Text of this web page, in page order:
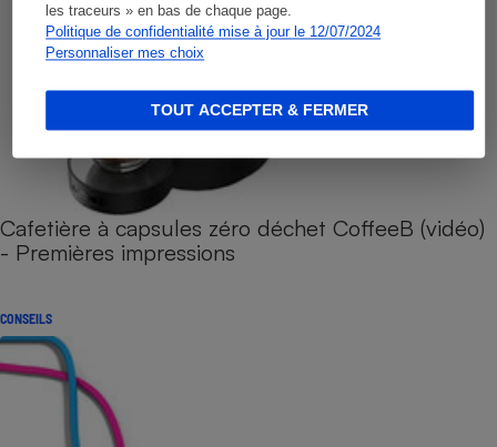
les traceurs » en bas de chaque page.
Politique de confidentialité mise à jour le 12/07/2024
Personnaliser mes choix
TOUT ACCEPTER & FERMER
Cafetière à capsules zéro déchet CoffeeB (vidéo)
- Premières impressions
CONSEILS